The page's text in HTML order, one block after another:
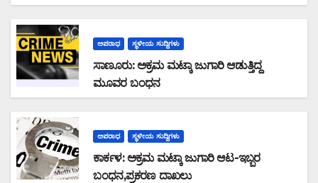
ಪರಾರಿ: ನಗದು ಹಾಗೂ ಮೊಬೈಲ್ ವಶ
ಅಪರಾಧ ಸ್ಥಳೀಯ ಸುದ್ದಿಗಳು
ಸಾಣೂರು: ಅಕ್ರಮ ಮಟ್ಕಾ ಜುಗಾರಿ ಆಡುತ್ತಿದ್ದ
ಮೂವರ ಬಂಧನ
ಅಪರಾಧ ಸ್ಥಳೀಯ ಸುದ್ದಿಗಳು
ಕಾರ್ಕಳ: ಅಕ್ರಮ ಮಟ್ಕಾ ಜುಗಾರಿ ಆಟ-ಇಬ್ಬರ
ಬಂಧನ,ಪ್ರಕರಣ ದಾಖಲು